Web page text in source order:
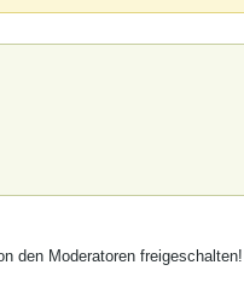
den Moderatoren freigeschalten!